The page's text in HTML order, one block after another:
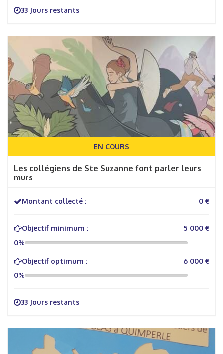
33 Jours restants
EN COURS
Les collégiens de Ste Suzanne font parler leurs
murs
Montant collecté : 0 €
Objectif minimum :
5 000 €
0%
Objectif optimum :
6 000 €
0%
33 Jours restants